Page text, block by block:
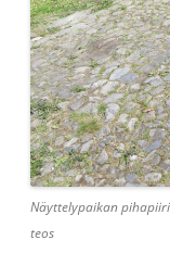
Näyttelypaikan
teos